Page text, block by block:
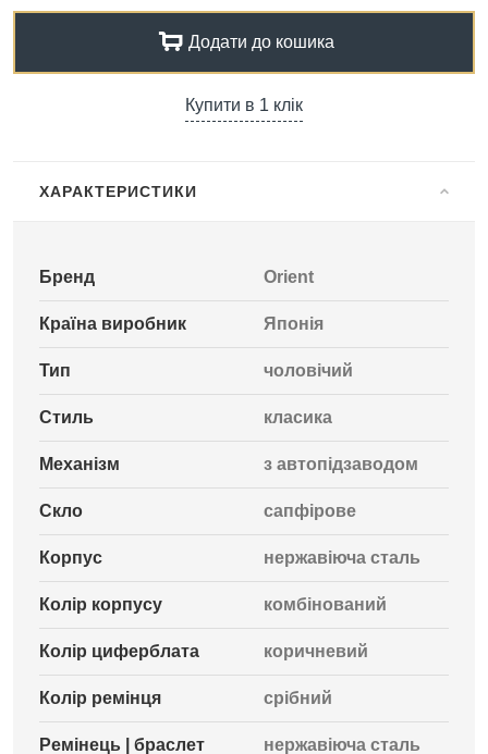
Додати до кошика
Купити в 1 клік
ХАРАКТЕРИСТИКИ
Бренд Orient
Країна виробник Японія
Тип чоловічий
Стиль класика
Механізм з автопідзаводом
Скло сапфірове
Корпус нержавіюча сталь
Колір корпусу комбінований
Колір циферблата коричневий
Колір ремінця срібний
Ремінець | браслет нержавіюча сталь